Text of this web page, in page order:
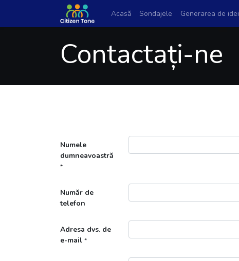
Acasă Sondajele Generarea de idei
Contactați-ne
Numele
dumneavoastră
*
Număr de
telefon
Adresa dvs. de
e-mail *